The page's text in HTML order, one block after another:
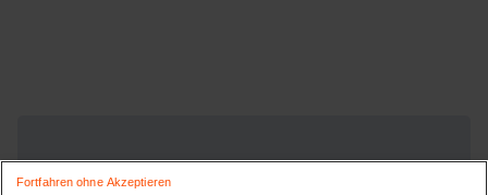
Weitere Geschenkideen ansehen:
Fortfahren ohne Akzeptieren